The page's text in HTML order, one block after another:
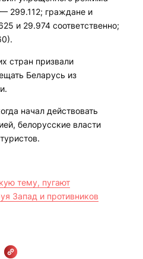
299.112; граждане и
и 29.974 соответственно;
стран призвали
Беларусь из
начал действовать
белорусские власти
тему, пугают
Запад и противников